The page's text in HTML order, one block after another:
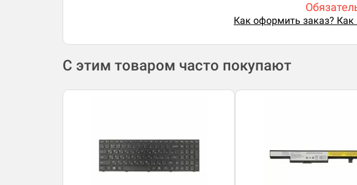
Как оформить заказ? Как
С этим товаром часто покупают